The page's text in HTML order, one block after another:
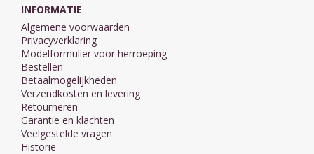
INFORMATIE
Algemene voorwaarden
Privacyverklaring
Modelformulier voor herroeping
Bestellen
Betaalmogelijkheden
Verzendkosten en levering
Retourneren
Garantie en klachten
Veelgestelde vragen
Historie